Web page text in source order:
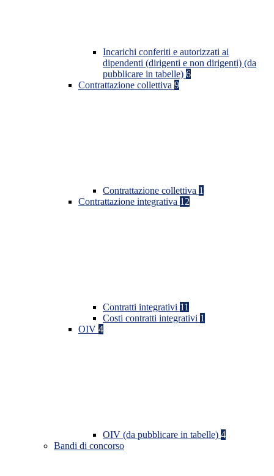
Incarichi conferiti e autorizzati ai
dipendenti (dirigenti e non dirigenti) (da
pubblicare in tabelle) 6
Contrattazione collettiva 9
Contrattazione collettiva 1
Contrattazione integrativa 12
Contratti integrativi 11
Costi contratti integrativi 1
OIV 4
OIV (da pubblicare in tabelle) 4
Bandi di concorso